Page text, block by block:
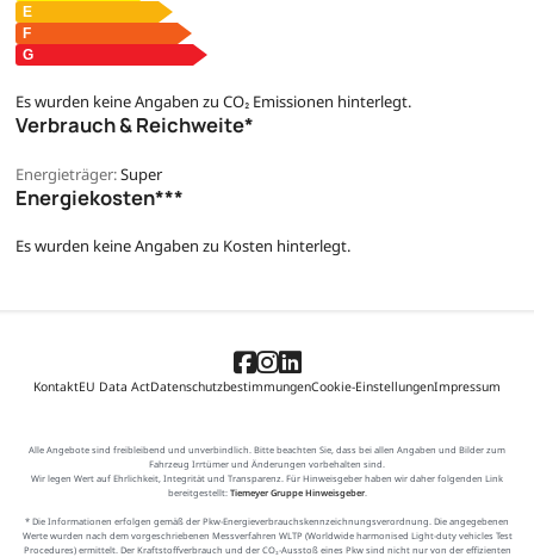
Es wurden keine Angaben zu CO₂ Emissionen hinterlegt.
Verbrauch & Reichweite*
Energieträger:Super
Energiekosten***
Es wurden keine Angaben zu Kosten hinterlegt.
KontaktEU Data ActDatenschutzbestimmungenCookie-EinstellungenImpressum
Alle Angebote sind freibleibend und unverbindlich. Bitte beachten Sie, dass bei allen Angaben und Bilder zum
Fahrzeug Irrtümer und Änderungen vorbehalten sind.
Wir legen Wert auf Ehrlichkeit, Integrität und Transparenz. Für Hinweisgeber haben wir daher folgenden Link
bereitgestellt: Tiemeyer Gruppe Hinweisgeber.
* Die Informationen erfolgen gemäß der Pkw-Energieverbrauchskennzeichnungsverordnung. Die angegebenen
Werte wurden nach dem vorgeschriebenen Messverfahren WLTP (Worldwide harmonised Light-duty vehicles Test
Procedures) ermittelt. Der Kraftstoffverbrauch und der CO₂-Ausstoß eines Pkw sind nicht nur von der effizienten